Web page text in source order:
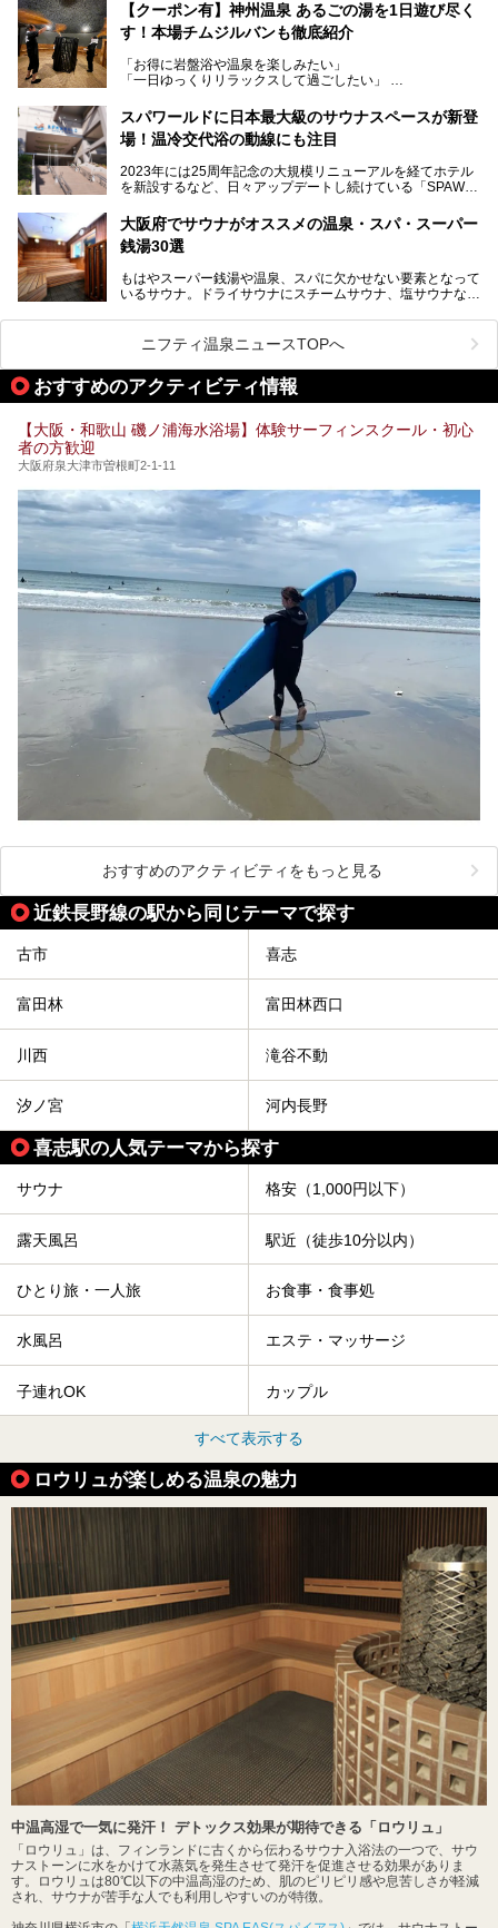
サウナー注目の3種のサウナや160cmの深水風呂、没入感の
高い岩盤浴エリア、日本最大の台数を誇る最新AIフィットネ
スマシンなど、見どころ満載の館内を詳しくご紹介します。
に“一日中くつろげる場所”としてパワーアップしています。
今回のリニューアルでは、新たに登場した瞑想サウナをはじ
見どころが盛りだくさん。日常の疲れを癒やしたい方はもち
ろん、休日にゆったり過ごしたい方にもぴったりの内容とな
本記事では、そんなリニューアル後の注目ポイントを詳しく
紹介します。これから「鶴見緑地湯元水春」に訪れる方や、
い。
【クーポン有】神州温泉 あるごの湯を1日遊び尽く
す！本場チムジルバンも徹底紹介
「お得に岩盤浴や温泉を楽しみたい」
「一日ゆっくりリラックスして過ごしたい」
利用できる「神州温泉 あるごの湯」です。
あるごの湯は、大阪府豊中市にある日帰り温浴施設で、阪急
チムジルバン（岩盤浴）を中心に、発汗・リラックス・漫画
タイムまで満喫できる長時間滞在型の施設なので、一日中ゆ
る迫力ある熱波パフォーマンスも毎日行われており、“とと
のう”体験をしっかり楽しめるのもポイントです。
ケやボウリングといった遊び場もあり、友人同士やカップル
で“遊び+癒し”の一日を過ごすのにもぴったり。
処にいたるまで魅力をたっぷり堪能してきたので、その全容
スパワールドに日本最大級のサウナスペースが新登
場！温冷交代浴の動線にも注目
2023年には25周年記念の大規模リニューアルを経てホテル
を新設するなど、日々アップデートし続けている「SPAWO
そんなスパワールドが2025年11月15日（土）に、新たな浴
室や日本最大級140人収容の大規模サウナを携えてリニュー
アルオープン！浴室である4F・6Fそれぞれにリニューアル
大規模リニューアルの全容を確認すべく、リニューアルプレ
オープンイベントに行ってきました！今回はそのリニューア
大阪府でサウナがオススメの温泉・スパ・スーパー
銭湯30選
もはやスーパー銭湯や温泉、スパに欠かせない要素となって
いるサウナ。ドライサウナにスチームサウナ、塩サウナな
ペース、ロウリュウなど、心ゆくまで楽しむためのサービス
が充実した施設も多くみられます。
今回はそんなサウナにこだわった、大阪府内のオススメ温
泉・銭湯・スパを30件紹介したいと思います！
ニフティ温泉ニュースTOPへ
おすすめのアクティビティ情報
【大阪・和歌山 磯ノ浦海水浴場】体験サーフィンスクール・初心
者の方歓迎
大阪府泉大津市曽根町2-1-11
おすすめのアクティビティをもっと見る
近鉄長野線の駅から同じテーマで探す
古市 喜志
富田林 富田林西口
川西 滝谷不動
汐ノ宮 河内長野
喜志駅の人気テーマから探す
サウナ 格安（1,000円以下）
露天風呂 駅近（徒歩10分以内）
ひとり旅・一人旅 お食事・食事処
水風呂 エステ・マッサージ
子連れOK カップル
すべて表示する
ロウリュが楽しめる温泉の魅力
中温高湿で一気に発汗！ デトックス効果が期待できる「ロウリュ」
「ロウリュ」は、フィンランドに古くから伝わるサウナ入浴法の一つで、サウ
ナストーンに水をかけて水蒸気を発生させて発汗を促進させる効果がありま
す。ロウリュは80℃以下の中温高湿のため、肌のピリピリ感や息苦しさが軽減
され、サウナが苦手な人でも利用しやすいのが特徴。